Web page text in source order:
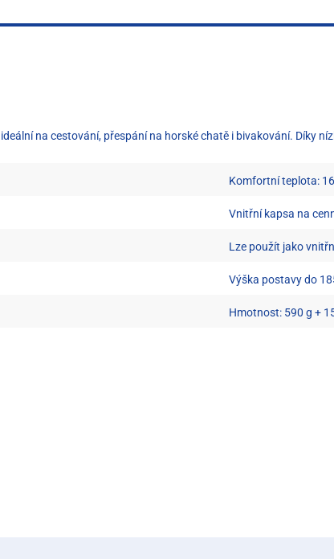
na cestování, přespání na horské chatě i bivakování. Díky
Komfortní teplota: 16
Vnitřní kapsa na
Lze použít jako
Výška postavy do
Hmotnost: 590 g +